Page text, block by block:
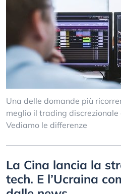
Una delle domande più
meglio il trading
Vediamo le differenze
La Cina lancia la
tech. E l’Ucraina